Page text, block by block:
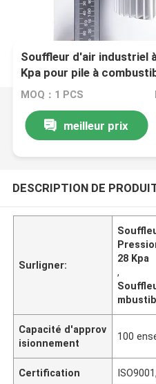
Souffleur d'air industriel
Kpa pour pile à
MOQ：1 PCS
meilleur prix
DESCRIPTION DE
Surligner:
28 Kpa
,
Capacité d'approv
isionnement
100
Certification